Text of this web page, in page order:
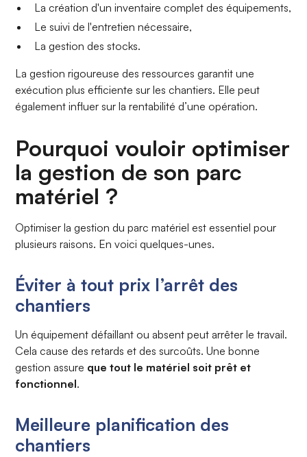
La création d'un inventaire complet des équipements,
Le suivi de l'entretien nécessaire,
La gestion des stocks.
La gestion rigoureuse des ressources garantit une
exécution plus efficiente sur les chantiers. Elle peut
également influer sur la rentabilité d’une opération.
Pourquoi vouloir optimiser
la gestion de son parc
matériel ?
Optimiser la gestion du parc matériel est essentiel pour
plusieurs raisons. En voici quelques-unes.
Éviter à tout prix l’arrêt des
chantiers
Un équipement défaillant ou absent peut arrêter le travail.
Cela cause des retards et des surcoûts. Une bonne
gestion assure que tout le matériel soit prêt et
fonctionnel.
Meilleure planification des
chantiers